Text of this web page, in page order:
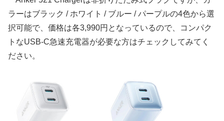
ラーはブラック / ホワイト / ブルー / パープルの4色から選
択可能で、価格は各3,990円となっているので、コンパク
トなUSB-C急速充電器が必要な方はチェックしてみてく
ださい。